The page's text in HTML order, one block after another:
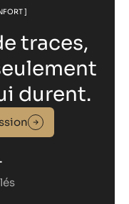
]
traces,
durent.